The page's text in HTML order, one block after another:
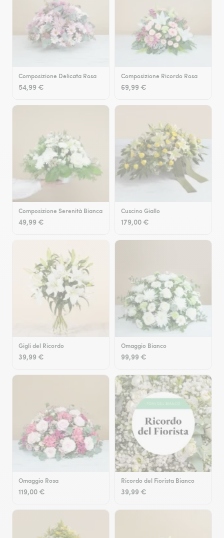
Composizione Delicata Rosa
54,99 €
Composizione Ricordo Rosa
69,99 €
Composizione Serenità Bianca
49,99 €
Cuscino Giallo
179,00 €
Gigli del Ricordo
39,99 €
Omaggio Bianco
99,99 €
Omaggio Rosa
119,00 €
Ricordo del Fiorista Bianco
39,99 €